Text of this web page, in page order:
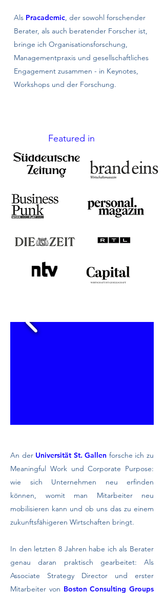
Als Pracademic, der sowohl forschender
Berater, als auch beratender Forscher ist,
bringe ich Organisationsforschung,
Managementpraxis und gesellschaftliches
Engagement zusammen - in Keynotes,
Workshops und der Forschung.
Featured in
An der Universität St. Gallen forsche ich zu
Meaningful Work und Corporate Purpose:
wie sich Unternehmen neu erfinden
können, womit man Mitarbeiter neu
mobilisieren kann und ob uns das zu einem
zukunftsfähigeren Wirtschaften bringt.
In den letzten 8 Jahren habe ich als Berater
genau daran praktisch gearbeitet: Als
Associate Strategy Director und erster
Mitarbeiter von Boston Consulting Groups